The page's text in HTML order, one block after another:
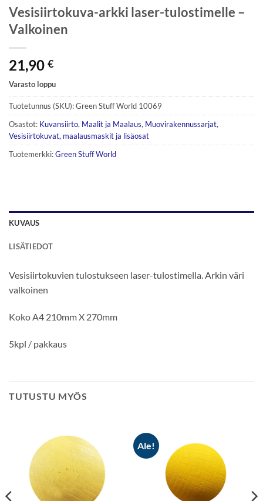
Vesisiirtokuva-arkki laser-tulostimelle –
Valkoinen
21,90 €
Varasto loppu
Tuotetunnus (SKU):Green Stuff World 10069
Osastot: Kuvansiirto, Maalit ja Maalaus, Muovirakennussarjat,
Vesisiirtokuvat, maalausmaskit ja lisäosat
Tuotemerkki:Green Stuff World
KUVAUS
LISÄTIEDOT
Vesisiirtokuvien tulostukseen laser-tulostimella. Arkin väri
valkoinen
Koko A4 210mm X 270mm
5kpl / pakkaus
TUTUSTU MYÖS
Ale!